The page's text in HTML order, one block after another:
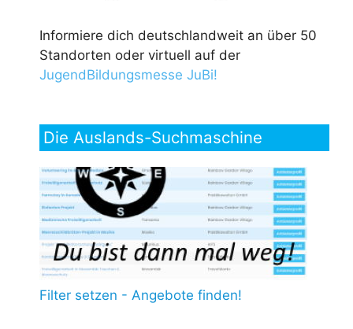
Informiere dich deutschlandweit an über 50
Standorten oder virtuell auf der
JugendBildungsmesse JuBi!
Die Auslands-Suchmaschine
Filter setzen - Angebote finden!